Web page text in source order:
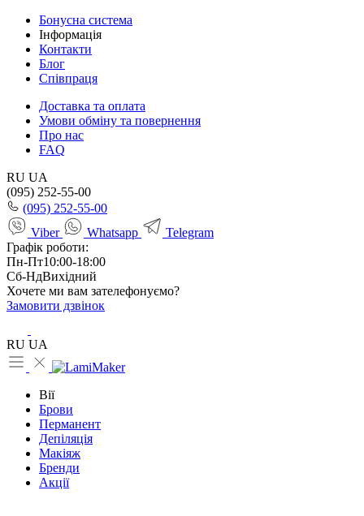
Бонусна система
Інформація
Контакти
Блог
Співпраця
Доставка та оплата
Умови обміну та повернення
Про нас
FAQ
RU UA
(095) 252-55-00
(095) 252-55-00
Viber
Whatsapp
Telegram
Графік роботи:
Пн-Пт10:00-18:00
Сб-НдВихідний
Хочете ми вам зателефонуємо?
Замовити дзвінок
RU UA
Вії
Брови
Перманент
Депіляція
Макіяж
Бренди
Акції